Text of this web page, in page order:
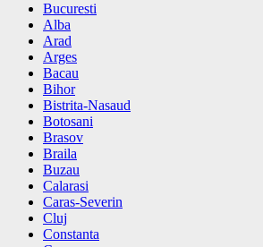
Bucuresti
Alba
Arad
Arges
Bacau
Bihor
Bistrita-Nasaud
Botosani
Brasov
Braila
Buzau
Calarasi
Caras-Severin
Cluj
Constanta